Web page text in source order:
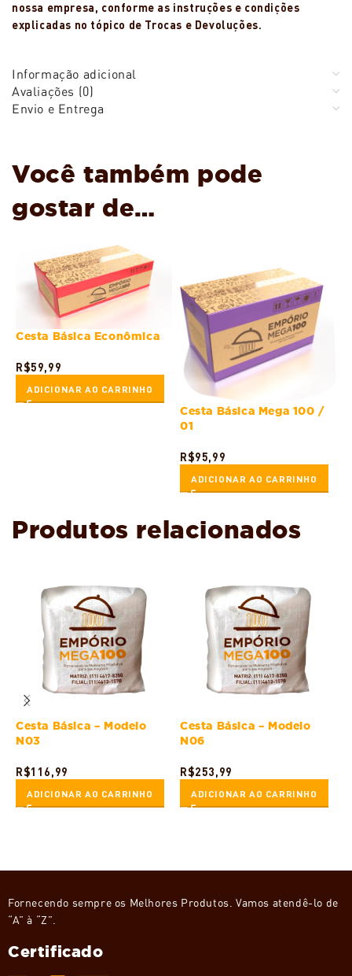
nossa empresa, conforme as instruções e condições
explicadas no tópico de Trocas e Devoluções.
Informação adicional
Avaliações (0)
Envio e Entrega
Você também pode
gostar de…
Cesta Básica Econômica
R$59,99
ADICIONAR AO CARRINHO
Cesta Básica Mega 100 /
01
R$95,99
ADICIONAR AO CARRINHO
Produtos relacionados
Cesta Básica – Modelo
N03
R$116,99
ADICIONAR AO CARRINHO
Cesta Básica – Modelo
N06
R$253,99
ADICIONAR AO CARRINHO
Fornecendo sempre os Melhores Produtos. Vamos atendê-lo de
“A” à “Z”.
Certificado